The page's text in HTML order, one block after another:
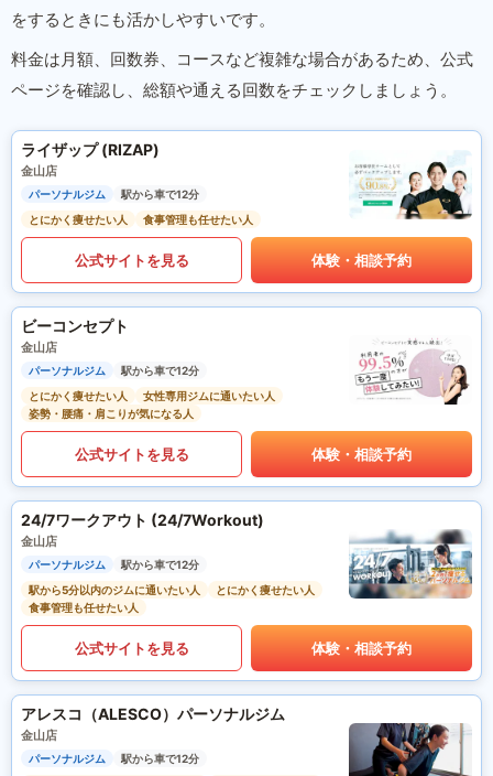
をするときにも活かしやすいです。
料金は月額、回数券、コースなど複雑な場合があるため、公式
ページを確認し、総額や通える回数をチェックしましょう。
ライザップ (RIZAP)
金山店
パーソナルジム
駅から車で12分
とにかく痩せたい人
食事管理も任せたい人
公式サイトを見る 体験・相談予約
ビーコンセプト
金山店
パーソナルジム
駅から車で12分
とにかく痩せたい人
女性専用ジムに通いたい人
姿勢・腰痛・肩こりが気になる人
公式サイトを見る 体験・相談予約
24/7ワークアウト (24/7Workout)
金山店
パーソナルジム
駅から車で12分
駅から5分以内のジムに通いたい人
とにかく痩せたい人
食事管理も任せたい人
公式サイトを見る 体験・相談予約
アレスコ（ALESCO）パーソナルジム
金山店
パーソナルジム
駅から車で12分